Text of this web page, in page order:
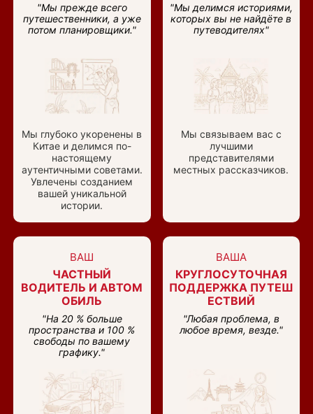
"Мы прежде всего
путешественники, а уже
потом планировщики."
Мы глубоко укоренены в
Китае и делимся по-
настоящему
аутентичными советами.
Увлечены созданием
вашей уникальной
истории.
"Мы делимся историями,
которых вы не найдёте в
путеводителях"
Мы связываем вас с
лучшими
представителями
местных рассказчиков.
ВАШ
ЧАСТНЫЙ
ВОДИТЕЛЬ И АВТОМ
ОБИЛЬ
"На 20 % больше
пространства и 100 %
свободы по вашему
графику."
ВАША
КРУГЛОСУТОЧНАЯ
ПОДДЕРЖКА ПУТЕШ
ЕСТВИЙ
"Любая проблема, в
любое время, везде."